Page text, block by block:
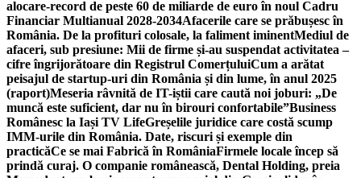
alocare-record de peste 60 de miliarde de euro în noul Cadru
Financiar Multianual 2028-2034Afacerile care se prăbușesc în
România. De la profituri colosale, la faliment iminentMediul de
afaceri, sub presiune: Mii de firme și-au suspendat activitatea –
cifre îngrijorătoare din Registrul ComerțuluiCum a arătat
peisajul de startup-uri din România și din lume, în anul 2025
(raport)Meseria râvnită de IT-iștii care caută noi joburi: „De
muncă este suficient, dar nu în birouri confortabile”Business
Românesc la Iași TV LifeGreșelile juridice care costă scump
IMM-urile din România. Date, riscuri și exemple din
practicăCe se mai Fabrică în RomâniaFirmele locale încep să
prindă curaj. O companie românească, Dental Holding, preia